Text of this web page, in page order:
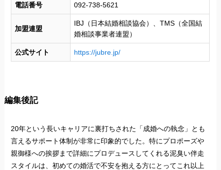
電話番号 092-738-5621
加盟連盟
IBJ（日本結婚相談協会）、TMS（全国結
婚相談事業者連盟）
公式サイト https://jubre.jp/
編集後記
20年という長いキャリアに裏打ちされた「成婚への執念」とも
言えるサポート体制が非常に印象的でした。特にプロポーズや
親御様への挨拶まで詳細にプロデュースしてくれる泥臭い伴走
スタイルは、初めての婚活で不安を抱える方にとってこれ以上